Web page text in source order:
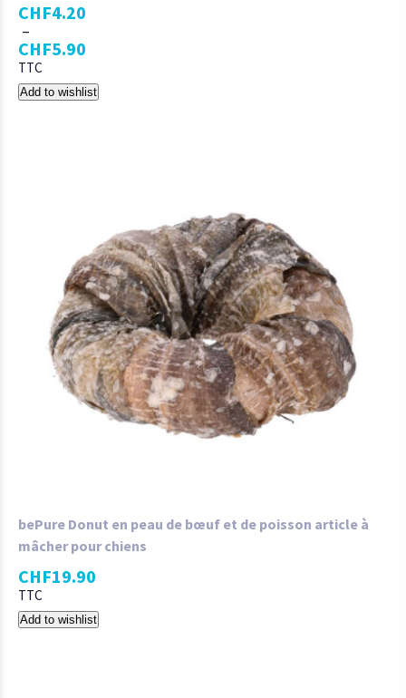
CHF4.20
–
CHF5.90
TTC
Add to wishlist
bePure Donut en peau de bœuf et de poisson article à
mâcher pour chiens
CHF19.90
TTC
Add to wishlist